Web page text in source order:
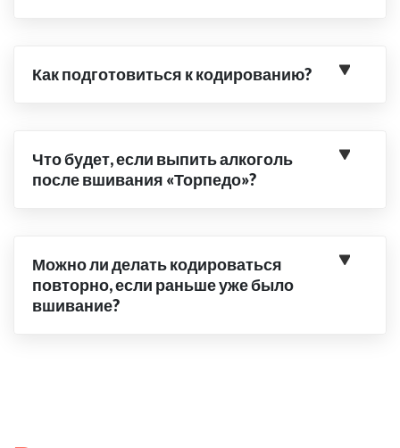
Как подготовиться к кодированию?
Что будет, если выпить алкоголь
после вшивания «Торпедо»?
Можно ли делать кодироваться
повторно, если раньше уже было
вшивание?